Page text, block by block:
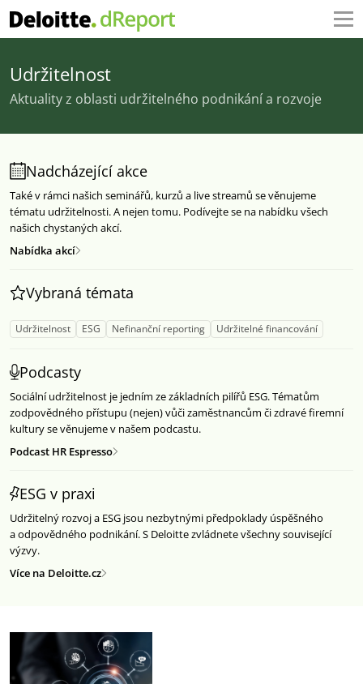
Udržitelnost
Aktuality z oblasti udržitelného podnikání a rozvoje
Nadcházející akce
Také v rámci našich seminářů, kurzů a live streamů se věnujeme
tématu udržitelnosti. A nejen tomu. Podívejte se na nabídku všech
našich chystaných akcí.
Nabídka akcí
Vybraná témata
Udržitelnost ESG Nefinanční reporting Udržitelné financování
Podcasty
Sociální udržitelnost je jedním ze základních pilířů ESG. Tématům
zodpovědného přístupu (nejen) vůči zaměstnancům či zdravé firemní
kultury se věnujeme v našem podcastu.
Podcast HR Espresso
ESG v praxi
Udržitelný rozvoj a ESG jsou nezbytnými předpoklady úspěšného
a odpovědného podnikání. S Deloitte zvládnete všechny související
výzvy.
Více na Deloitte.cz